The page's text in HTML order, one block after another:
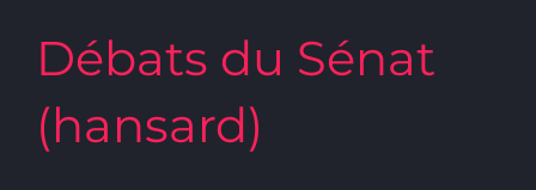
Débats du Sénat
(hansard)